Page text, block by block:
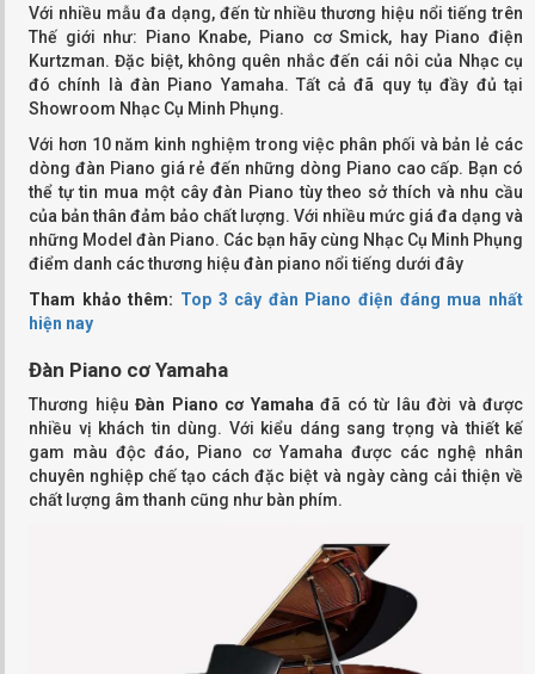
Với nhiều mẫu đa dạng, đến từ nhiều thương hiệu nổi tiếng trên
Thế giới như: Piano Knabe, Piano cơ Smick, hay Piano điện
Kurtzman. Đặc biệt, không quên nhắc đến cái nôi của Nhạc cụ
đó chính là đàn Piano Yamaha. Tất cả đã quy tụ đầy đủ tại
Showroom Nhạc Cụ Minh Phụng.
Với hơn 10 năm kinh nghiệm trong việc phân phối và bản lẻ các
dòng đàn Piano giá rẻ đến những dòng Piano cao cấp. Bạn có
thể tự tin mua một cây đàn Piano tùy theo sở thích và nhu cầu
của bản thân đảm bảo chất lượng. Với nhiều mức giá đa dạng và
những Model đàn Piano. Các bạn hãy cùng Nhạc Cụ Minh Phụng
điểm danh các thương hiệu đàn piano nổi tiếng dưới đây
Tham khảo thêm: Top 3 cây đàn Piano điện đáng mua nhất
hiện nay
Đàn Piano cơ Yamaha
Thương hiệu Đàn Piano cơ Yamaha đã có từ lâu đời và được
nhiều vị khách tin dùng. Với kiểu dáng sang trọng và thiết kế
gam màu độc đáo, Piano cơ Yamaha được các nghệ nhân
chuyên nghiệp chế tạo cách đặc biệt và ngày càng cải thiện về
chất lượng âm thanh cũng như bàn phím.